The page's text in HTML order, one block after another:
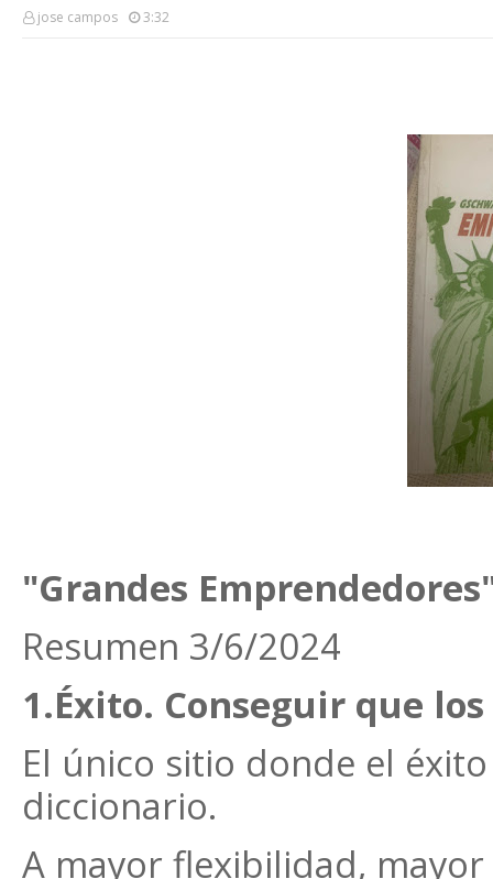
jose campos 3:32
"Grandes
Resumen 3/6/2024
1.Éxito. Conseguir que
El único sitio donde el
diccionario.
A mayor flexibilidad,